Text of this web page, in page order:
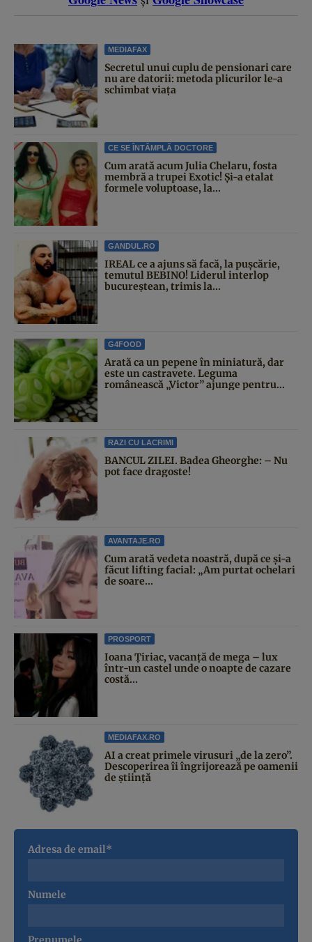
MEDIAFAX
Secretul unui cuplu de pensionari care
nu are datorii: metoda plicurilor le-a
schimbat viața
CE SE ÎNTÂMPLĂ DOCTORE
Cum arată acum Julia Chelaru, fosta
membră a trupei Exotic! Și-a etalat
formele voluptoase, la...
GANDUL.RO
IREAL ce a ajuns să facă, la pușcărie,
temutul BEBINO! Liderul interlop
bucureștean, trimis la...
G4FOOD
Arată ca un pepene în miniatură, dar
este un castravete. Leguma
românească „Victor” ajunge pentru...
RAZI CU LACRIMI
BANCUL ZILEI. Badea Gheorghe: – Nu
pot face dragoste!
AVANTAJE.RO
Cum arată vedeta noastră, după ce și-a
făcut lifting facial: „Am purtat ochelari
de soare...
PROSPORT
Ioana Țiriac, vacanță de mega – lux
într-un castel unde o noapte de cazare
costă...
MEDIAFAX.RO
AI a creat primele virusuri „de la zero”.
Descoperirea îi îngrijorează pe oamenii
de știință
Adresa de email*
Numele